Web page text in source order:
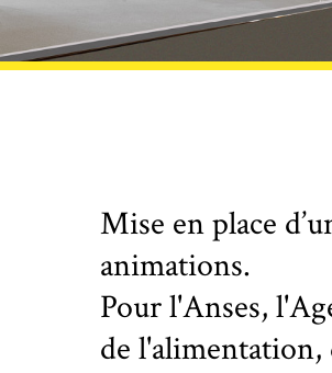
Mise en place
animations.
Pour l'Anses,
de